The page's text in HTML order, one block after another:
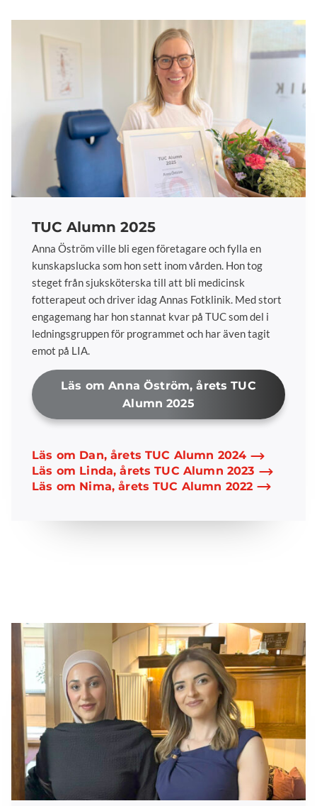
TUC Alumn 2025
Anna Öström ville bli egen företagare och fylla en
kunskapslucka som hon sett inom vården. Hon tog
steget från sjuksköterska till att bli medicinsk
fotterapeut och driver idag Annas Fotklinik. Med stort
engagemang har hon stannat kvar på TUC som del i
ledningsgruppen för programmet och har även tagit
emot på LIA.
Läs om Anna Öström, årets TUC
Alumn 2025
Läs om Dan, årets TUC Alumn 2024
Läs om Linda, årets TUC Alumn 2023
Läs om Nima, årets TUC Alumn 2022